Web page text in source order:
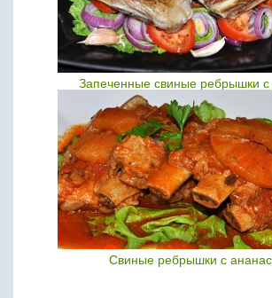
Запеченные свиные ребрышки
Свиные ребрышки с